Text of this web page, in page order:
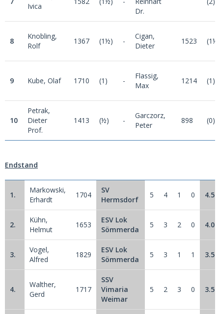
Ivica
Dr.
8
Knobling,
Rolf
1367 (1½) -
Cigan,
Dieter
1523 (1½)
9 Kube, Olaf 1710 (1) -
Flassig,
Max
1214 (1)
10
Petrak,
Dieter
Prof.
1413 (½) -
Garczorz,
Peter
898 (0)
Endstand
1.
Markowski,
Erhardt
1704
SV
Hermsdorf
5 4 1 0 4.5
2.
Kühn,
Helmut
1653
ESV Lok
Sömmerda
5 3 2 0 4.0
3.
Vogel,
Alfred
1829
ESV Lok
Sömmerda
5 3 1 1 3.5
4.
Walther,
Gerd
1717
SSV
Vimaria
Weimar
5 2 3 0 3.5